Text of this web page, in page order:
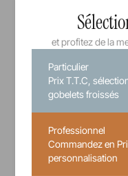
et profitez de la
Particulier
Prix T.T.C,
gobelets froissés
Professionnel
Commandez en
personnalisation